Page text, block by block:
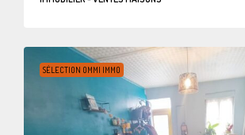
SÉLECTION OMMI IMMO